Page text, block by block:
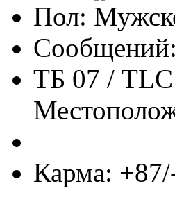
Пол:
ТБ 07 /
Карма: